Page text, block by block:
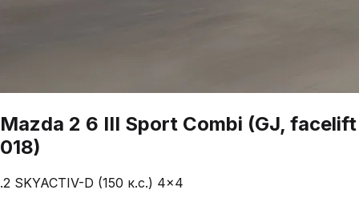
Mazda 2 6 III Sport Combi (GJ, facelift
018)
.2 SKYACTIV-D (150 к.с.) 4x4